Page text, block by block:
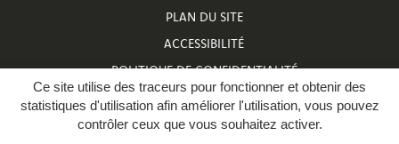
Ce site utilise des traceurs pour fonctionner et obtenir des
statistiques d'utilisation afin améliorer l'utilisation, vous pouvez
contrôler ceux que vous souhaitez activer.
PLAN DU SITE
ACCESSIBILITÉ
POLITIQUE DE CONFIDENTIALITÉ
NUMÉROS D’APPELS D’URGENCE